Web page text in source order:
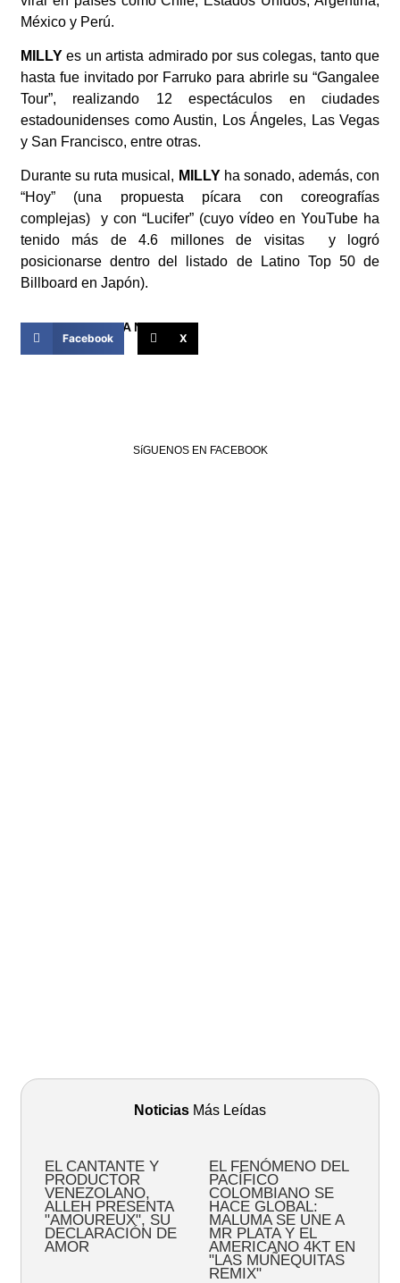
México y Perú.
MILLY es un artista admirado por sus colegas, tanto que
hasta fue invitado por Farruko para abrirle su “Gangalee
Tour”, realizando 12 espectáculos en ciudades
estadounidenses como Austin, Los Ángeles, Las Vegas
y San Francisco, entre otras.
Durante su ruta musical, MILLYha sonado, además, con
“Hoy” (una propuesta pícara con coreografías
complejas) y con “Lucifer” (cuyo vídeo en YouTube ha
tenido más de 4.6 millones de visitas y logró
posicionarse dentro del listado de Latino Top 50 de
Billboard en Japón).
COMPARTIR ESTA NOTICIA
Facebook X
SíGUENOS EN FACEBOOK
Noticias Más Leídas
EL CANTANTE Y
PRODUCTOR
VENEZOLANO,
ALLEH PRESENTA
"AMOUREUX", SU
DECLARACIÓN DE
AMOR
EL FENÓMENO DEL
PACÍFICO
COLOMBIANO SE
HACE GLOBAL:
MALUMA SE UNE A
MR PLATA Y EL
AMERICANO 4KT EN
"LAS MUÑEQUITAS
REMIX"